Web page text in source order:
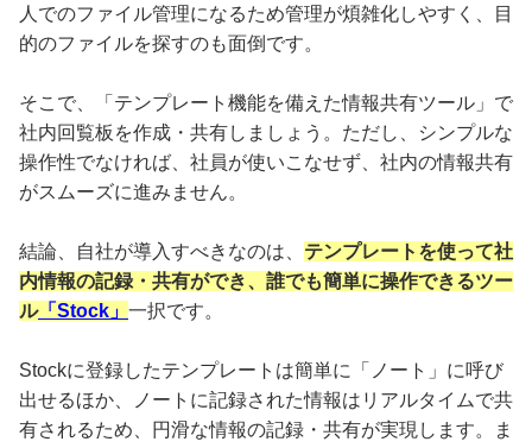
人でのファイル管理になるため管理が煩雑化しやすく、目
的のファイルを探すのも面倒です。
そこで、「テンプレート機能を備えた情報共有ツール」で
社内回覧板を作成・共有しましょう。ただし、シンプルな
操作性でなければ、社員が使いこなせず、社内の情報共有
がスムーズに進みません。
結論、自社が導入すべきなのは、 テンプレートを使って社
内情報の記録・共有ができ、誰でも簡単に操作できるツー
ル「Stock」 一択です。
Stockに登録したテンプレートは簡単に「ノート」に呼び
出せるほか、ノートに記録された情報はリアルタイムで共
有されるため、円滑な情報の記録・共有が実現します。ま